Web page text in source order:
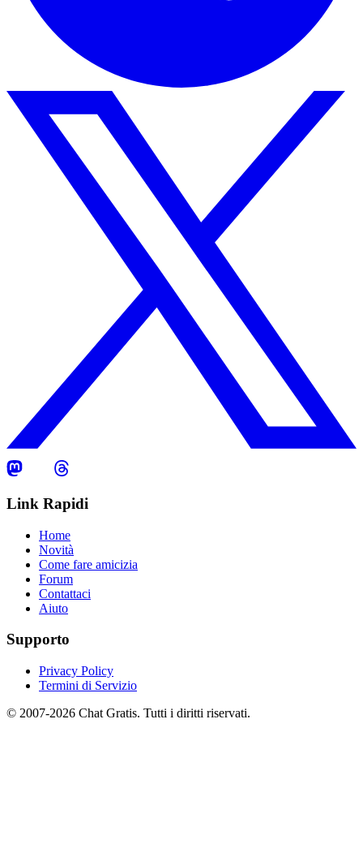
Link Rapidi
Home
Novità
Come fare amicizia
Forum
Contattaci
Aiuto
Supporto
Privacy Policy
Termini di Servizio
© 2007-2026 Chat Gratis. Tutti i diritti riservati.